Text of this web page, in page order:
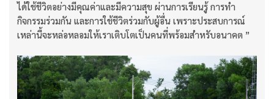
ได้ใช้ชีวิตอย่างมีคุณค่าและมีความสุข ผ่านการเรียนรู้ การทำ
กิจกรรมร่วมกัน และการใช้ชีวิตร่วมกับผู้อื่น เพราะประสบการณ์
เหล่านี้จะหล่อหลอมให้เราเติบโตเป็นคนที่พร้อมสำหรับอนาคต ”